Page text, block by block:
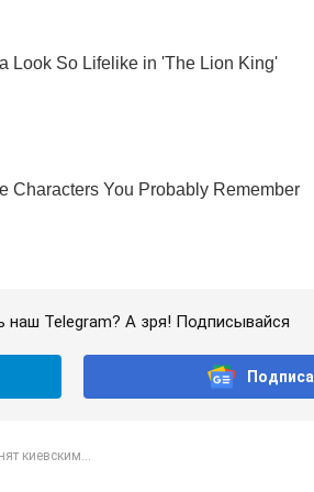
Telegram? А зря! Подписывайся
киевским...